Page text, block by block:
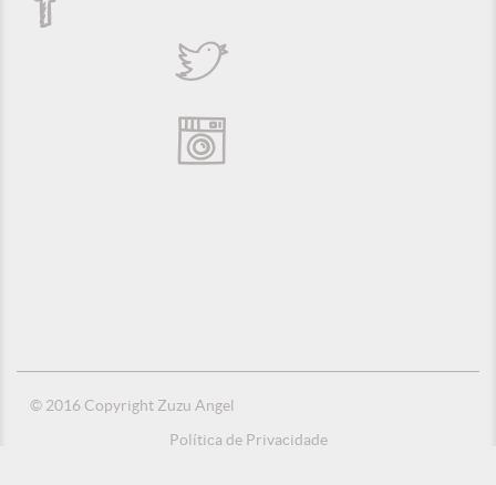
© 2016 Copyright Zuzu Angel
Política de Privacidade